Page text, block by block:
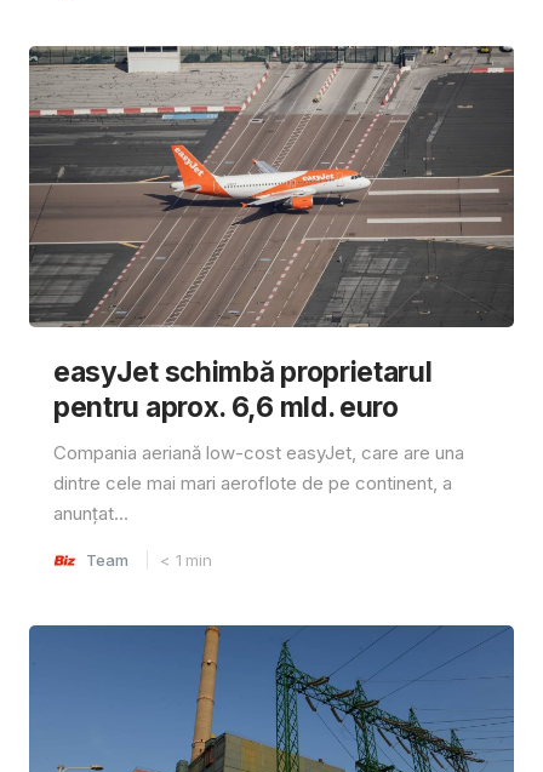
easyJet schimbă proprietarul
pentru aprox. 6,6 mld. euro
Compania aeriană low-cost easyJet, care are una
dintre cele mai mari aeroflote de pe continent, a
anunțat...
Team < 1 min